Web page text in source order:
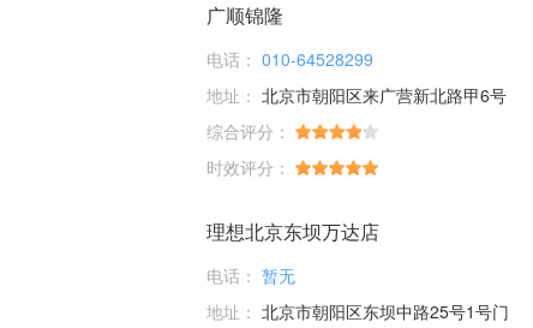
广顺锦隆
电话： 010-64528299
地址： 北京市朝阳区来广营新北路甲6号
综合评分：
时效评分：
理想北京东坝万达店
电话： 暂无
地址： 北京市朝阳区东坝中路25号1号门